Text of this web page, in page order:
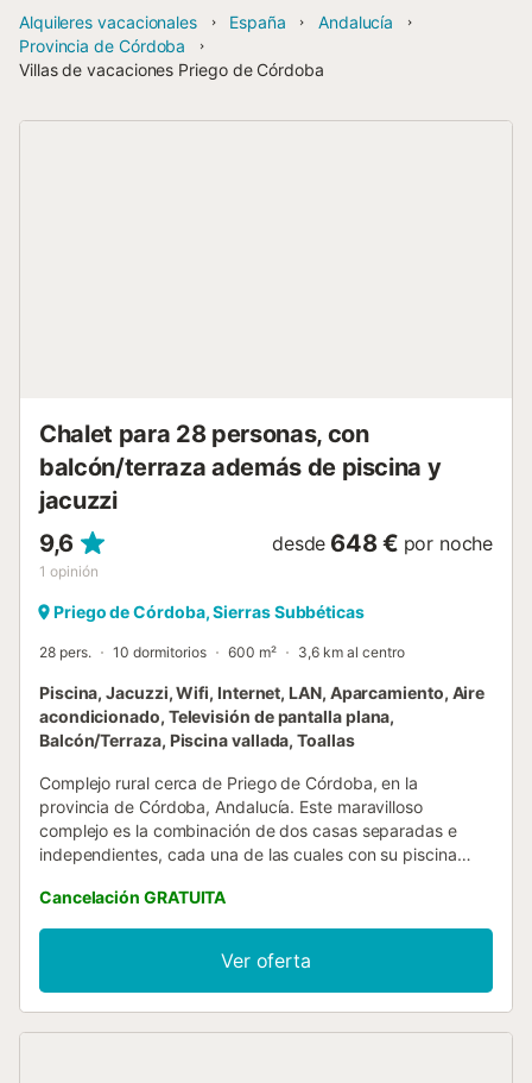
Alquileres vacacionales España
Andalucía
Provincia de Córdoba
Villas de vacaciones Priego de Córdoba
Chalet para 28 personas, con
balcón/terraza además de piscina y
jacuzzi
9,6
1 opinión
desde 648 € por noche
Priego de Córdoba, Sierras Subbéticas
28 pers. 10 dormitorios 600 m² 3,6 km al centro
Piscina, Jacuzzi, Wifi, Internet, LAN, Aparcamiento, Aire
acondicionado, Televisión de pantalla plana,
Balcón/Terraza, Piscina vallada, Toallas
Complejo rural cerca de Priego de Córdoba, en la
provincia de Córdoba, Andalucía. Este maravilloso
complejo es la combinación de dos casas separadas e
independientes, cada una de las cuales con su piscina
relajante que podrás compartir con tus seres queridos y
crear así inolvidables momentos de diversión. Ambas
viviendas están decoradas en un auténtico estilo rústico,
garantizando que toda la familia pase sus vacaciones
envuelta por un ambiente de ensueño y una atmósfera que
Cancelación GRATUITA
Ver oferta